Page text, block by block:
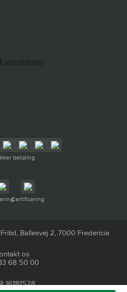
betaling
Certificering
Ballesvej 2, 7000 Fredericia
os
68 50 00
16181528